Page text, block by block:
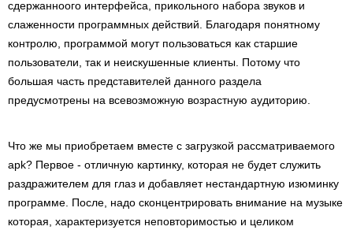
сдержанноого интерфейса, прикольного набора звуков и
слаженности программных действий. Благодаря понятному
контролю, программой могут пользоваться как старшие
пользователи, так и неискушенные клиенты. Потому что
большая часть представителей данного раздела
предусмотрены на всевозможную возрастную аудиторию.
Что же мы приобретаем вместе с загрузкой рассматриваемого
apk? Первое - отличную картинку, которая не будет служить
раздражителем для глаз и добавляет нестандартную изюминку
программе. После, надо сконцентрировать внимание на музыке
которая, характеризуется неповторимостью и целиком